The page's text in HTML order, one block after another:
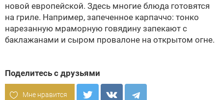
новой европейской. Здесь многие блюда готовятся
на гриле. Например, запеченное карпаччо: тонко
нарезанную мраморную говядину запекают с
баклажанами и сыром провалоне на открытом огне.
Поделитесь с друзьями
Мне нравится